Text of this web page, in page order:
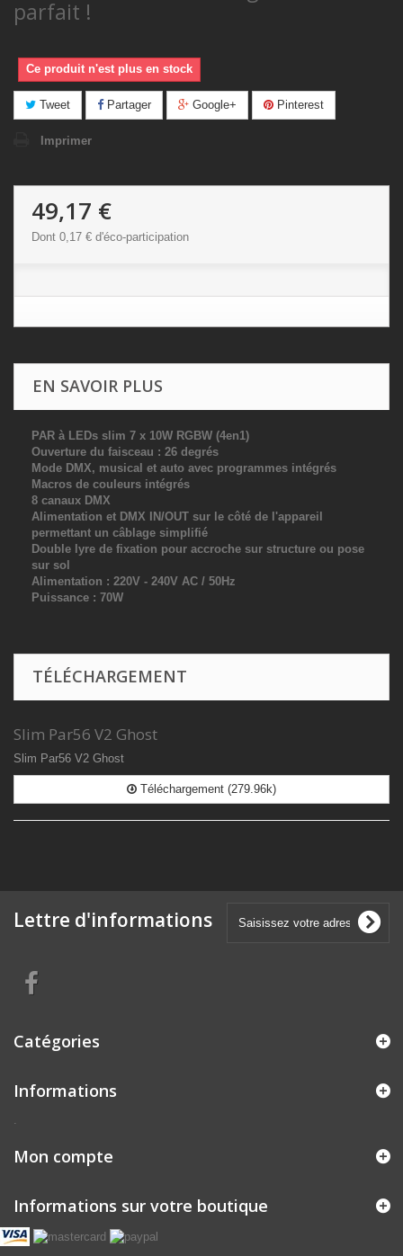
parfait !
Ce produit n'est plus en stock
Tweet Partager Google+ Pinterest
Imprimer
49,17 €
Dont 0,17 € d'éco-participation
EN SAVOIR PLUS
PAR à LEDs slim 7 x 10W RGBW (4en1)
Ouverture du faisceau : 26 degrés
Mode DMX, musical et auto avec programmes intégrés
Macros de couleurs intégrés
8 canaux DMX
Alimentation et DMX IN/OUT sur le côté de l'appareil
permettant un câblage simplifié
Double lyre de fixation pour accroche sur structure ou pose
sur sol
Alimentation : 220V - 240V AC / 50Hz
Puissance : 70W
TÉLÉCHARGEMENT
Slim Par56 V2 Ghost
Slim Par56 V2 Ghost
Téléchargement (279.96k)
Lettre d'informations
Catégories
Informations
.
Mon compte
Informations sur votre boutique